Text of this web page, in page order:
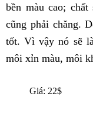
bền màu cao;
cũng phải chăng.
tốt. Vì vậy nó sẽ
môi xỉn màu, môi
Giá: 22$